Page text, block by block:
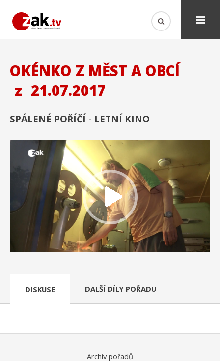
OKÉNKO Z MĚST A OBCÍ
z 21.07.2017
SPÁLENÉ POŘÍČÍ - LETNÍ KINO
DISKUSE DALŠÍ DÍLY POŘADU
Archiv pořadů